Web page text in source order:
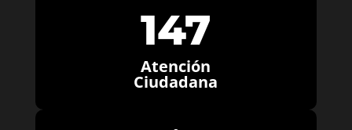
147
Atención
Ciudadana